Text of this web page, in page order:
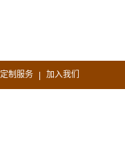
定制服务 | 加入我们